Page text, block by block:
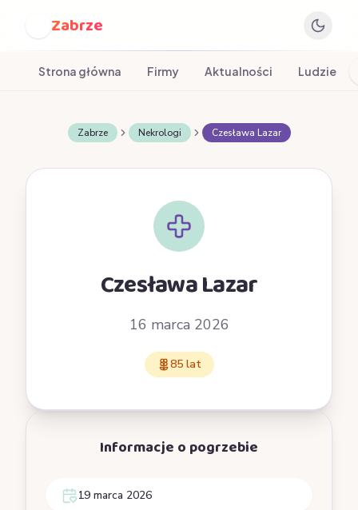
Zabrze
Strona główna Firmy Aktualności Ludzie
Zabrze Nekrologi Czesława Lazar
Czesława Lazar
16 marca 2026
85 lat
Informacje o pogrzebie
19 marca 2026